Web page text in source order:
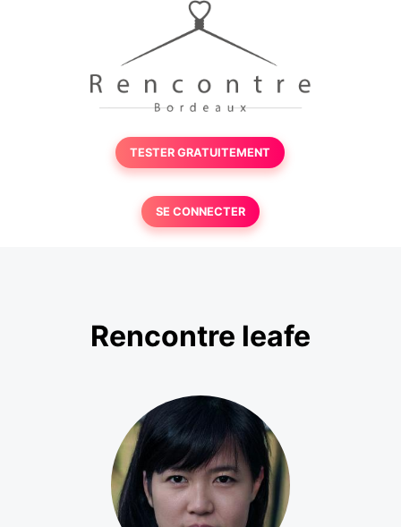
TESTER GRATUITEMENT
SE CONNECTER
Rencontre leafe